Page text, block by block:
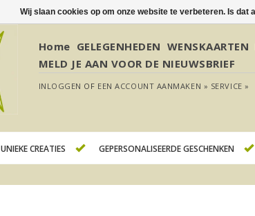
Home GELEGENHEDEN WENSKAARTEN
MELD JE AAN VOOR DE NIEUWSBRIEF
INLOGGEN OF EEN ACCOUNT AANMAKEN » SERVICE »
UNIEKE CREATIES GEPERSONALISEERDE GESCHENKEN
Wij slaan cookies op om onze website te verbeteren. Is dat